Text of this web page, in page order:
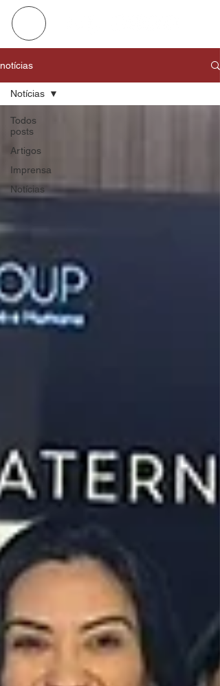
notícias
Todos
posts
Artigos
Imprensa
Notícias
Notícias